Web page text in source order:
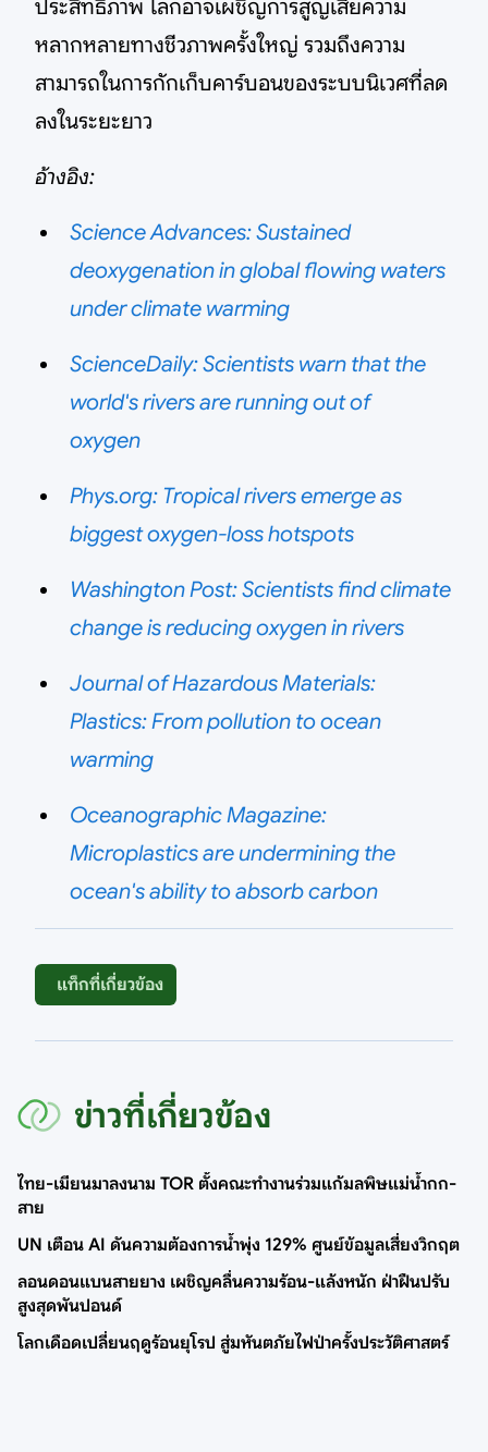
ประสิทธิภาพ โลกอาจเผชิญการสูญเสียความ
หลากหลายทางชีวภาพครั้งใหญ่ รวมถึงความ
สามารถในการกักเก็บคาร์บอนของระบบนิเวศที่ลด
ลงในระยะยาว
อ้างอิง:
Science Advances: Sustained
deoxygenation in global flowing waters
under climate warming
ScienceDaily: Scientists warn that the
world's rivers are running out of
oxygen
Phys.org: Tropical rivers emerge as
biggest oxygen-loss hotspots
Washington Post: Scientists find climate
change is reducing oxygen in rivers
Journal of Hazardous Materials:
Plastics: From pollution to ocean
warming
Oceanographic Magazine:
Microplastics are undermining the
ocean's ability to absorb carbon
แท็กที่เกี่ยวข้อง
ข่าวที่เกี่ยวข้อง
ไทย-เมียนมาลงนาม TOR ตั้งคณะทำงานร่วมแก้มลพิษแม่น้ำกก-
สาย
UN เตือน AI ดันความต้องการน้ำพุ่ง 129% ศูนย์ข้อมูลเสี่ยงวิกฤต
ลอนดอนแบนสายยาง เผชิญคลื่นความร้อน-แล้งหนัก ฝ่าฝืนปรับ
สูงสุดพันปอนด์
โลกเดือดเปลี่ยนฤดูร้อนยุโรป สู่มหันตภัยไฟป่าครั้งประวัติศาสตร์